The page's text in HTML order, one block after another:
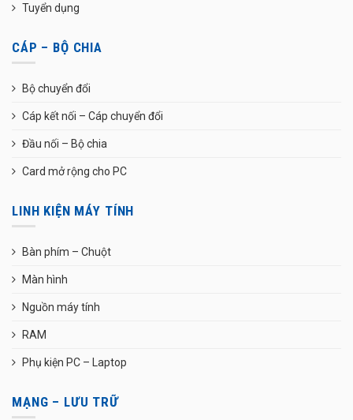
Tuyển dụng
CÁP – BỘ CHIA
Bộ chuyển đổi
Cáp kết nối – Cáp chuyển đổi
Đầu nối – Bộ chia
Card mở rộng cho PC
LINH KIỆN MÁY TÍNH
Bàn phím – Chuột
Màn hình
Nguồn máy tính
RAM
Phụ kiện PC – Laptop
MẠNG – LƯU TRỮ